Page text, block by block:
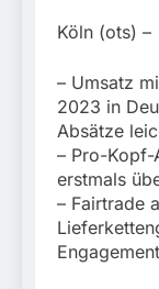
Köln (ots) –
– Umsatz
2023 in
Absätze
– Pro-Kopf-
erstmals
– Fairtrade